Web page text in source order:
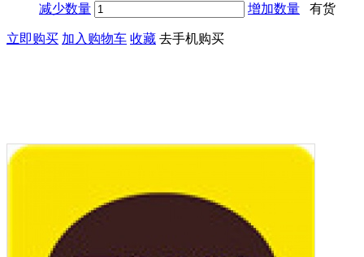
减少数量 增加数量 有货
立即购买 加入购物车 收藏 去手机购买